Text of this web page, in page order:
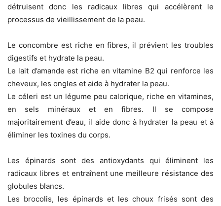
détruisent donc les radicaux libres qui accélèrent le
processus de vieillissement de la peau.
Le concombre est riche en fibres, il prévient les troubles
digestifs et hydrate la peau.
Le lait d’amande est riche en vitamine B2 qui renforce les
cheveux, les ongles et aide à hydrater la peau.
Le céleri est un légume peu calorique, riche en vitamines,
en sels minéraux et en fibres. Il se compose
majoritairement d’eau, il aide donc à hydrater la peau et à
éliminer les toxines du corps.
Les épinards sont des antioxydants qui éliminent les
radicaux libres et entraînent une meilleure résistance des
globules blancs.
Les brocolis, les épinards et les choux frisés sont des